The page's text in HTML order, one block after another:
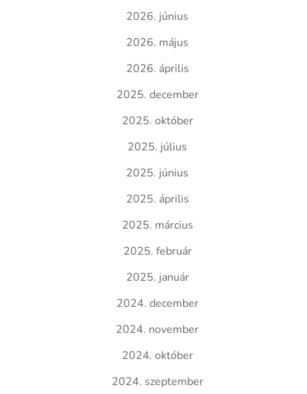
2026. június
2026. május
2026. április
2025. december
2025. október
2025. július
2025. június
2025. április
2025. március
2025. február
2025. január
2024. december
2024. november
2024. október
2024. szeptember